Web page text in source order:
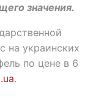
значения.
на украинских
по цене в 6
.